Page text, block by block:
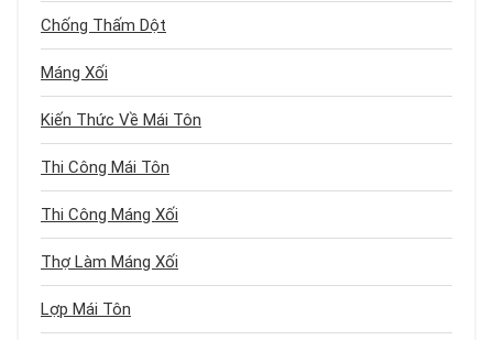
Chống Thấm Dột
Máng Xối
Kiến Thức Về Mái Tôn
Thi Công Mái Tôn
Thi Công Máng Xối
Thợ Làm Máng Xối
Lợp Mái Tôn